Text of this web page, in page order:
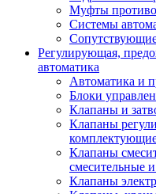
Муфты
Системы
Регулирующая,
автоматика
Автоматика и
Блоки
Клапаны и
Клапаны
Клапаны
смесительные
Клапаны